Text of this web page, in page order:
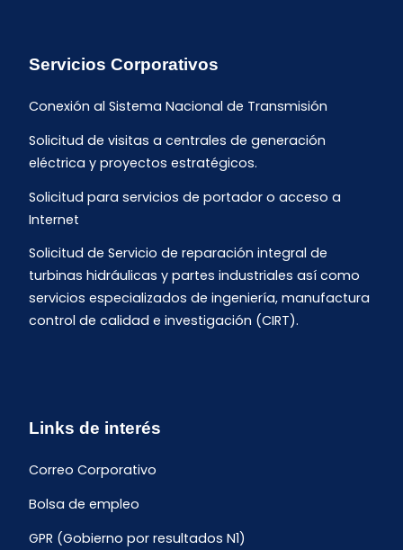
Servicios Corporativos
Conexión al Sistema Nacional de Transmisión
Solicitud de visitas a centrales de generación
eléctrica y proyectos estratégicos.
Solicitud para servicios de portador o acceso a
Internet
Solicitud de Servicio de reparación integral de
turbinas hidráulicas y partes industriales así como
servicios especializados de ingeniería, manufactura
control de calidad e investigación (CIRT).
Links de interés
Correo Corporativo
Bolsa de empleo
GPR (Gobierno por resultados N1)